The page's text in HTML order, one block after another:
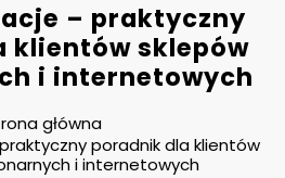
– praktyczny
klientów sklepów
i internetowych
główna
poradnik dla klientów
i internetowych